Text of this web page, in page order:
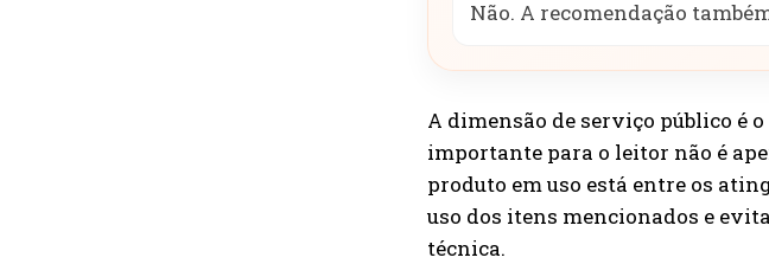
Não. A recomendação
A dimensão de serviço público é
importante para o leitor não é
produto em uso está entre os
uso dos itens mencionados e
técnica.